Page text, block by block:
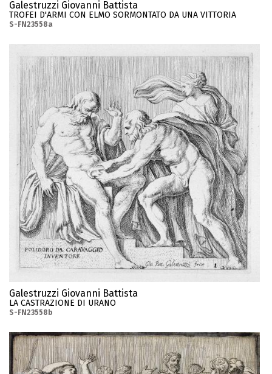
Galestruzzi Giovanni Battista
TROFEI D'ARMI CON ELMO SORMONTATO DA UNA VITTORIA
S-FN23558a
Galestruzzi Giovanni Battista
LA CASTRAZIONE DI URANO
S-FN23558b